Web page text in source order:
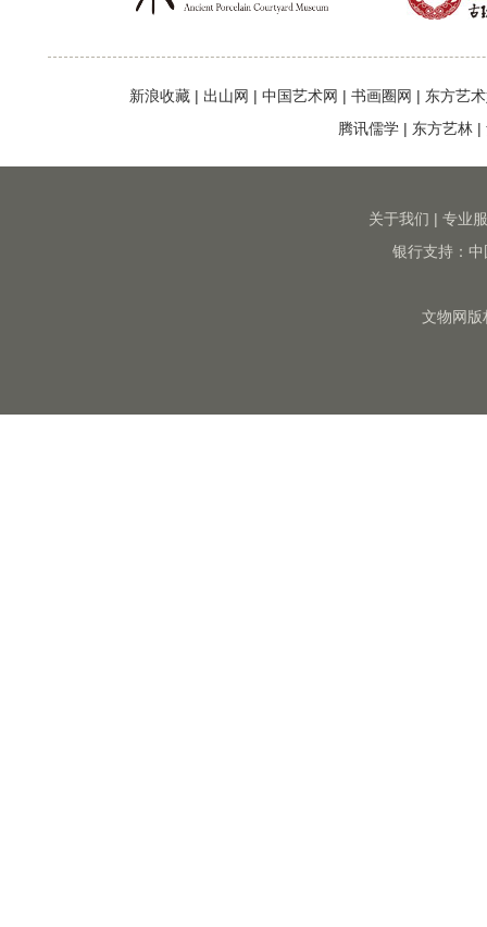
新浪收藏 | 出山网 | 中国艺术网 | 书画圈网 | 东方艺
腾讯儒学 | 东方艺林 |
关于我们 | 专业
银行支持：
文物网